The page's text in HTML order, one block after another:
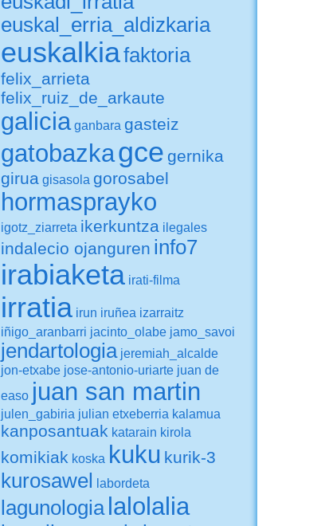
euskal_erria_aldizkaria
euskalkiafaktoria
felix_arrieta
felix_ruiz_de_arkaute
galicia ganbara gasteiz
gatobazkagce gernika
girua gisasola gorosabel
hormasprayko
igotz_ziarreta ikerkuntza ilegales
indalecio ojanguren info7
irabiaketa irati-filma
irratia irun iruñea izarraitz
iñigo_aranbarri jacinto_olabe jamo_savoi
jendartologia jeremiah_alcalde
jon-etxabe jose-antonio-uriarte juan de
easo juan san martin
julen_gabiria julian etxeberria kalamua
kanposantuak katarain kirola
komikiak koska kuku kurik-3
kurosawel labordeta
lagunologia lalolalia